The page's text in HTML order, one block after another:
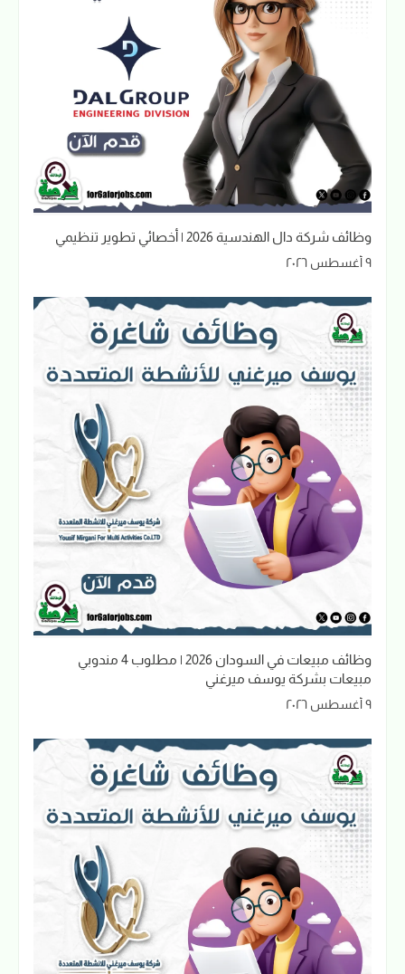
وظائف شركة دال الهندسية 2026 | أخصائي تطوير تنظيمي
٩ أغسطس ٢٠٢٦
وظائف مبيعات في السودان 2026 | مطلوب 4 مندوبي
مبيعات بشركة يوسف ميرغني
٩ أغسطس ٢٠٢٦